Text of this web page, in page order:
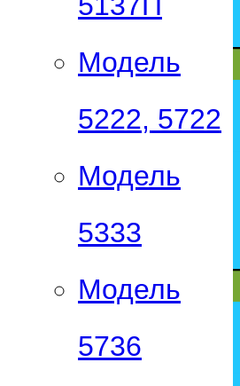
Модель
5222, 5722
Модель
5333
Модель
5736